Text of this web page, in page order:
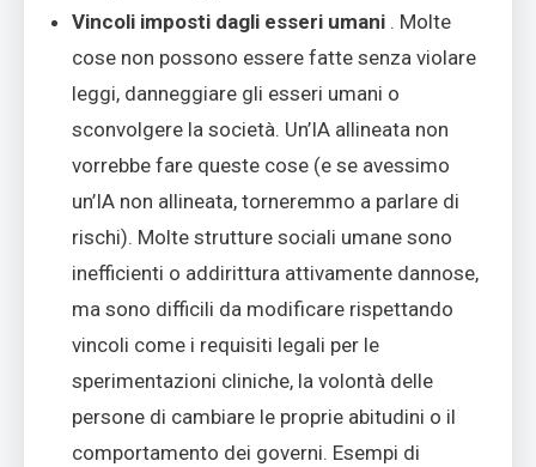
Vincoli imposti dagli esseri umani . Molte
cose non possono essere fatte senza violare
leggi, danneggiare gli esseri umani o
sconvolgere la società. Un’IA allineata non
vorrebbe fare queste cose (e se avessimo
un’IA non allineata, torneremmo a parlare di
rischi). Molte strutture sociali umane sono
inefficienti o addirittura attivamente dannose,
ma sono difficili da modificare rispettando
vincoli come i requisiti legali per le
sperimentazioni cliniche, la volontà delle
persone di cambiare le proprie abitudini o il
comportamento dei governi. Esempi di